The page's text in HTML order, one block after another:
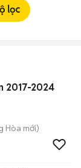
lọc
2017-2024
Hòa mới)